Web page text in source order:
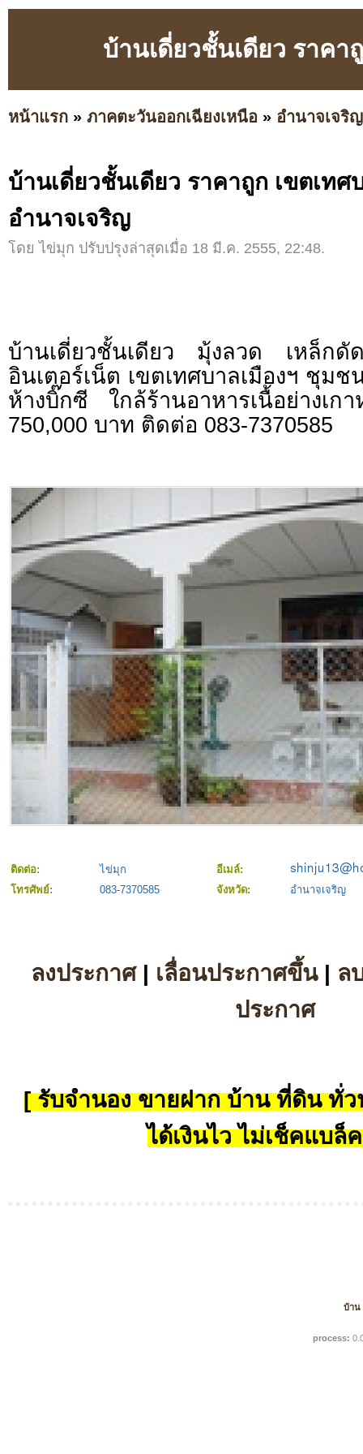
บ้านเดี่ยวชั้นเดียว ราคา
หน้าแรก » ภาคตะวันออกเฉียงเหนือ » อำนาจเจริญ
บ้านเดี่ยวชั้นเดียว ราคาถูก เขตเทศ
อำนาจเจริญ
โดย ไข่มุก ปรับปรุงล่าสุดเมื่อ 18 มี.ค. 2555, 22:48.
บ้านเดี่ยวชั้นเดียว มุ้งลวด เหล็ก
อินเตอร์เน็ต เขตเทศบาลเมืองฯ ชุม
ห้างบิ๊กซี ใกล้ร้านอาหารเนื้อย่างเ
750,000 บาท ติดต่อ 083-7370585
ติดต่อ: ไข่มุก
อีเมล์:
โทรศัพย์:
083-7370585 จังหวัด: อำนาจเจริญ
ลงประกาศ| เลื่อนประกาศขึ้น| ล
ประกาศ
[ รับจำนอง ขายฝาก บ้าน ที่ดิน ทั่ว
ได้เงินไว ไม่เช็คแบล็
บ้าน
process: